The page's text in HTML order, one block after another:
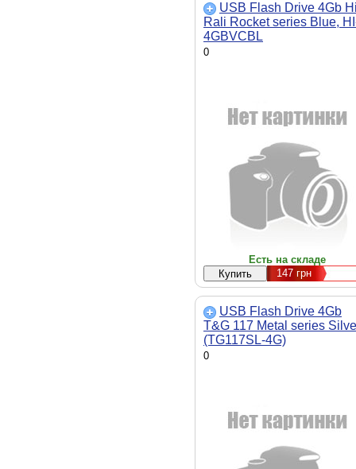
USB Flash Drive 4Gb
Rali Rocket series Blue,
4GBVCBL
0
Есть на складе
147грн
USB Flash Drive 4Gb
T&G 117 Metal series
(TG117SL-4G)
0